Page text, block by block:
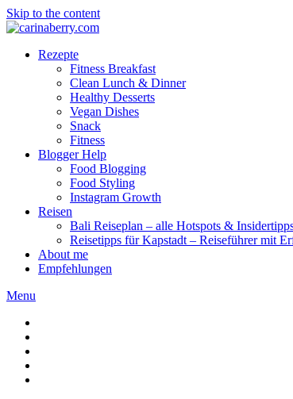
Skip to the content
Rezepte
Fitness Breakfast
Clean Lunch & Dinner
Healthy Desserts
Vegan Dishes
Snack
Fitness
Blogger Help
Food Blogging
Food Styling
Instagram Growth
Reisen
Bali Reiseplan – alle Hotspots &
Reisetipps für Kapstadt – Reiseführer mit
About me
Empfehlungen
Menu